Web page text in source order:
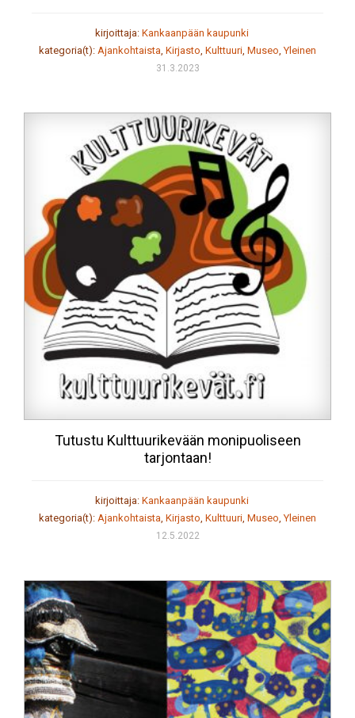
kirjoittaja: Kankaanpään kaupunki
kategoria(t): Ajankohtaista, Kirjasto, Kulttuuri, Museo,Yleinen
31.3.2023
Tutustu Kulttuurikevään monipuoliseen
tarjontaan!
kirjoittaja: Kankaanpään kaupunki
kategoria(t): Ajankohtaista, Kirjasto, Kulttuuri, Museo,Yleinen
12.5.2022